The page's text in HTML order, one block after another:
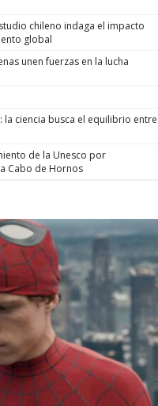
chileno indaga el impacto
global
unen fuerzas en la lucha
la ciencia busca el equilibrio entre
de la Unesco por
Cabo de Hornos